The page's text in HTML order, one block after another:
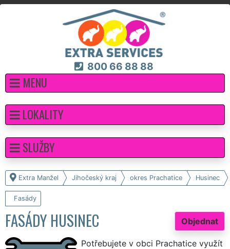
800 66 88 88
MENU
Extra Manžel Jihočeský kraj okres Prachatice Husinec
Fasády
Objednat
FASÁDY HUSINEC
Potřebujete v obci Prachatice využít
LOKALITY
SLUŽBY